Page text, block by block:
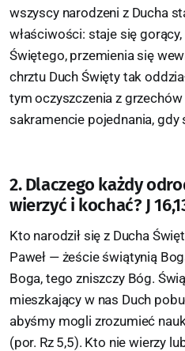
wszyscy narodzeni z Ducha
właściwości: staje się
Świętego, przemienia się
chrztu Duch Święty tak
tym oczyszczenia z
sakramencie pojednania,
2. Dlaczego każdy
wierzyć i kochać? J
Kto narodził się z Ducha
Paweł — żeście świątynią
Boga, tego zniszczy Bóg.
mieszkający w nas Duch
abyśmy mogli zrozumieć
(por. Rz 5,5). Kto nie wierzy